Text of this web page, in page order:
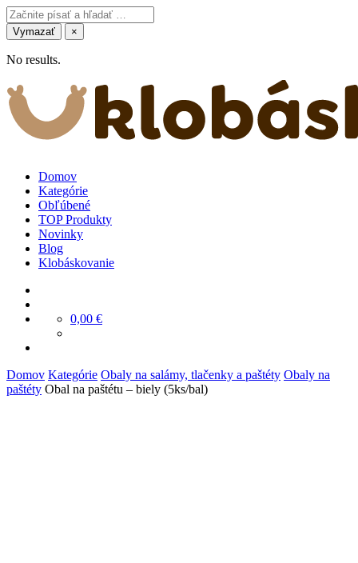
Vymazať ×
No results.
Domov
Kategórie
Obľúbené
TOP Produkty
Novinky
Blog
Klobáskovanie
0,00 €
Domov Kategórie Obaly na salámy, tlačenky a paštéty Obaly na
paštéty Obal na paštétu – biely (5ks/bal)